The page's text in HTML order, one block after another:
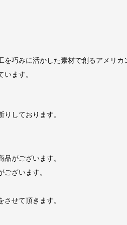
巧みに活かした素材で創るアメリ
ます。
しております。
がございます。
ざいます。
せて頂きます。